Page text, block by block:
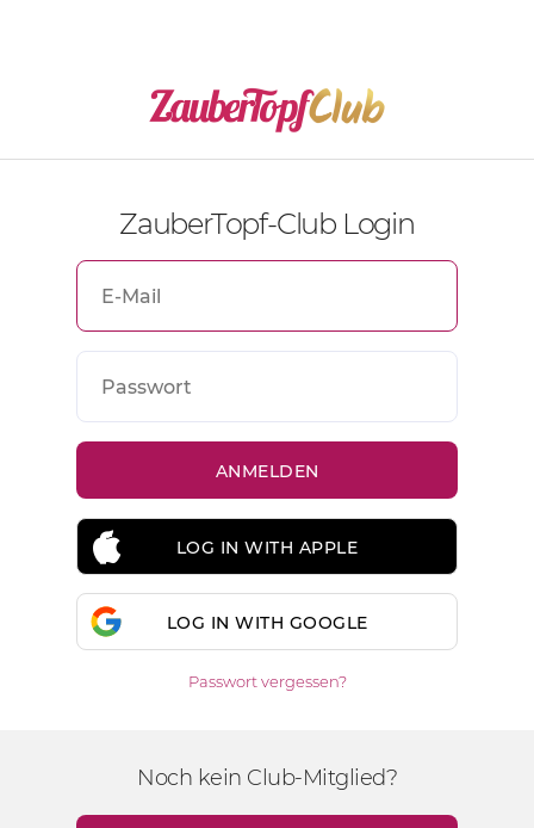
ZauberTopf-Club Login
LOG IN WITH APPLE
LOG IN WITH GOOGLE
Passwort vergessen?
Noch kein Club-Mitglied?